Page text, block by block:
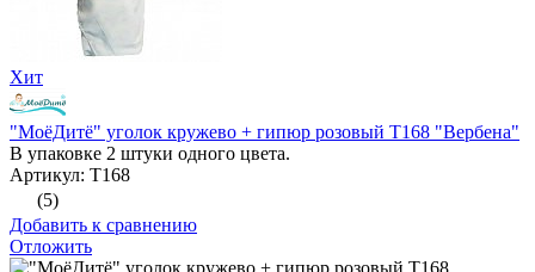
Хит
"МоёДитё" уголок кружево + гипюр розовый Т168 "Вербена"
В упаковке 2 штуки одного цвета.
Артикул: Т168
(5)
Добавить к сравнению
Отложить